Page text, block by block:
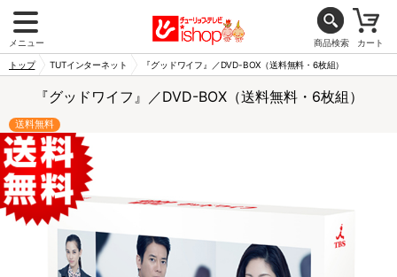
メニュー 商品検索 カート
トップ TUTインターネット 『グッドワイフ』／DVD-BOX（送料無料・6枚組）
『グッドワイフ』／DVD-BOX（送料無料・6枚組）
送料無料